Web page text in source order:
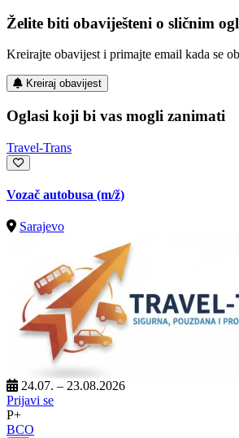
Želite biti obaviješteni o sličnim
Kreirajte obavijest i primajte email kada se
Kreiraj obavijest
Oglasi koji bi vas mogli zanimati
Travel-Trans
Vozač autobusa (m/ž)
Sarajevo
24.07. – 23.08.2026
Prijavi se
P+
BCO